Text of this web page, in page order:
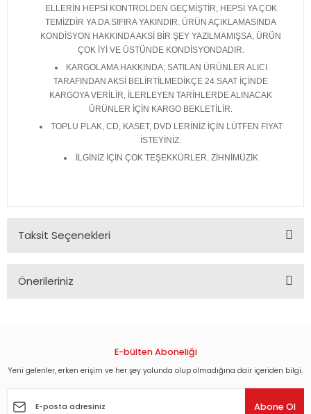
ELLERİN HEPSİ KONTROLDEN GEÇMİŞTİR, HEPSİ YA ÇOK
TEMİZDİR YA DA SIFIRA YAKINDIR. ÜRÜN AÇIKLAMASINDA
KONDİSYON HAKKINDA AKSİ BİR ŞEY YAZILMAMIŞSA, ÜRÜN
ÇOK İYİ VE ÜSTÜNDE KONDİSYONDADIR.
KARGOLAMA HAKKINDA; SATILAN ÜRÜNLER ALICI
TARAFINDAN AKSİ BELİRTİLMEDİKÇE 24 SAAT İÇİNDE
KARGOYA VERİLİR, İLERLEYEN TARİHLERDE ALINACAK
ÜRÜNLER İÇİN KARGO BEKLETİLİR.
TOPLU PLAK, CD, KASET, DVD LERİNİZ İÇİN LÜTFEN FİYAT
İSTEYİNİZ.
İLGİNİZ İÇİN ÇOK TEŞEKKÜRLER. ZİHNİMÜZİK
Taksit Seçenekleri
Önerileriniz
Görüş ve önerileriniz için teşekkür ederiz.
Ürün açıklamasında eksik bilgiler bulunuyor.
E-bülten Aboneliği
Yeni gelenler, erken erişim ve her şey yolunda olup olmadığına dair içeriden bilgi.
Abone Ol